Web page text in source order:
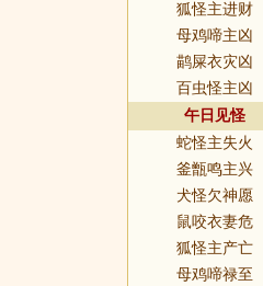
狐怪主进财
母鸡啼主凶
鹋屎衣灾凶
百虫怪主凶
午日见怪
蛇怪主失火
釜甑鸣主兴
犬怪欠神愿
鼠咬衣妻危
狐怪主产亡
母鸡啼禄至